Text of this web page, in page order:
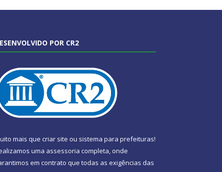
POR CR2
mais que criar site ou sistema para prefeituras!
uma assessoria completa, onde
em contrato que todas as exigências das